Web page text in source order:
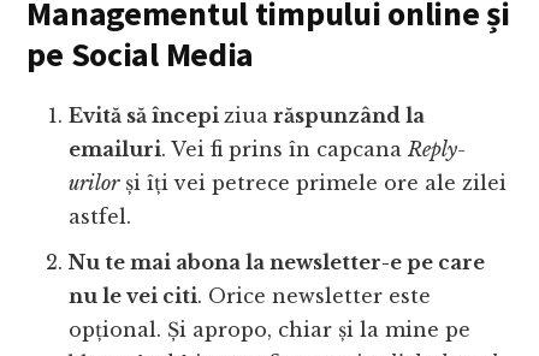
Managementul timpului online și
pe Social Media
Evită să începi ziua răspunzând la
emailuri. Vei fi prins în capcana Reply-
urilorși îți vei petrece primele ore ale zilei
astfel.
Nu te mai abona la newsletter-e pe care
nu le vei citi. Orice newsletter este
opțional. Și apropo, chiar și la mine pe